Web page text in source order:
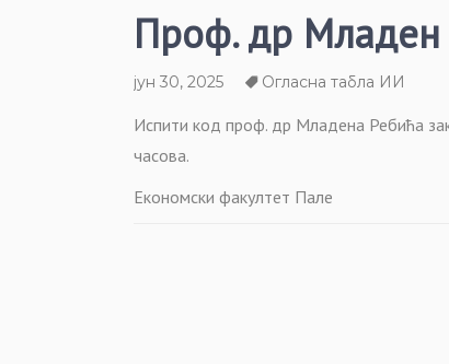
Проф. др Младен
јун 30, 2025 Огласна табла ИИ
Испити код проф. др Младена Ребића
часова.
Економски факултет Пале